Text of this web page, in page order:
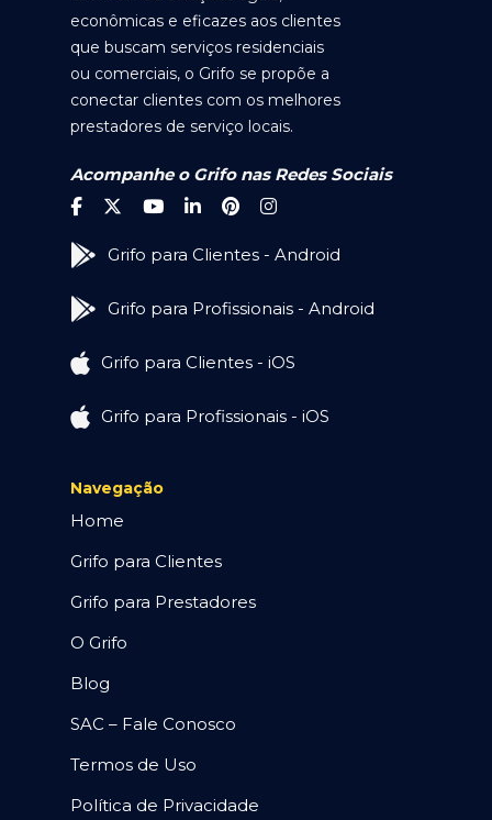
econômicas e eficazes aos clientes
que buscam serviços residenciais
ou comerciais, o Grifo se propõe a
conectar clientes com os melhores
prestadores de serviço locais.
Acompanhe o Grifo nas Redes Sociais
Grifo para Clientes - Android
Grifo para Profissionais - Android
Grifo para Clientes - iOS
Grifo para Profissionais - iOS
Navegação
Home
Grifo para Clientes
Grifo para Prestadores
O Grifo
Blog
SAC – Fale Conosco
Termos de Uso
Política de Privacidade